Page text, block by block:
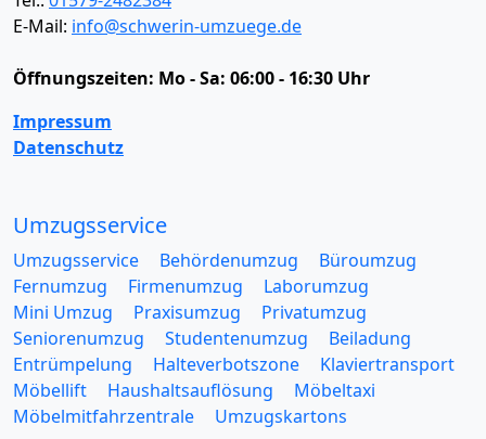
E-Mail: info@schwerin-umzuege.de
Öffnungszeiten: Mo - Sa: 06:00 - 16:30 Uhr
Impressum
Datenschutz
Umzugsservice
Umzugsservice Behördenumzug
Büroumzug
Fernumzug
Firmenumzug
Laborumzug
Mini Umzug
Praxisumzug
Privatumzug
Seniorenumzug
Studentenumzug
Beiladung
Entrümpelung
Halteverbotszone
Klaviertransport
Möbellift
Haushaltsauflösung
Möbeltaxi
Möbelmitfahrzentrale
Umzugskartons